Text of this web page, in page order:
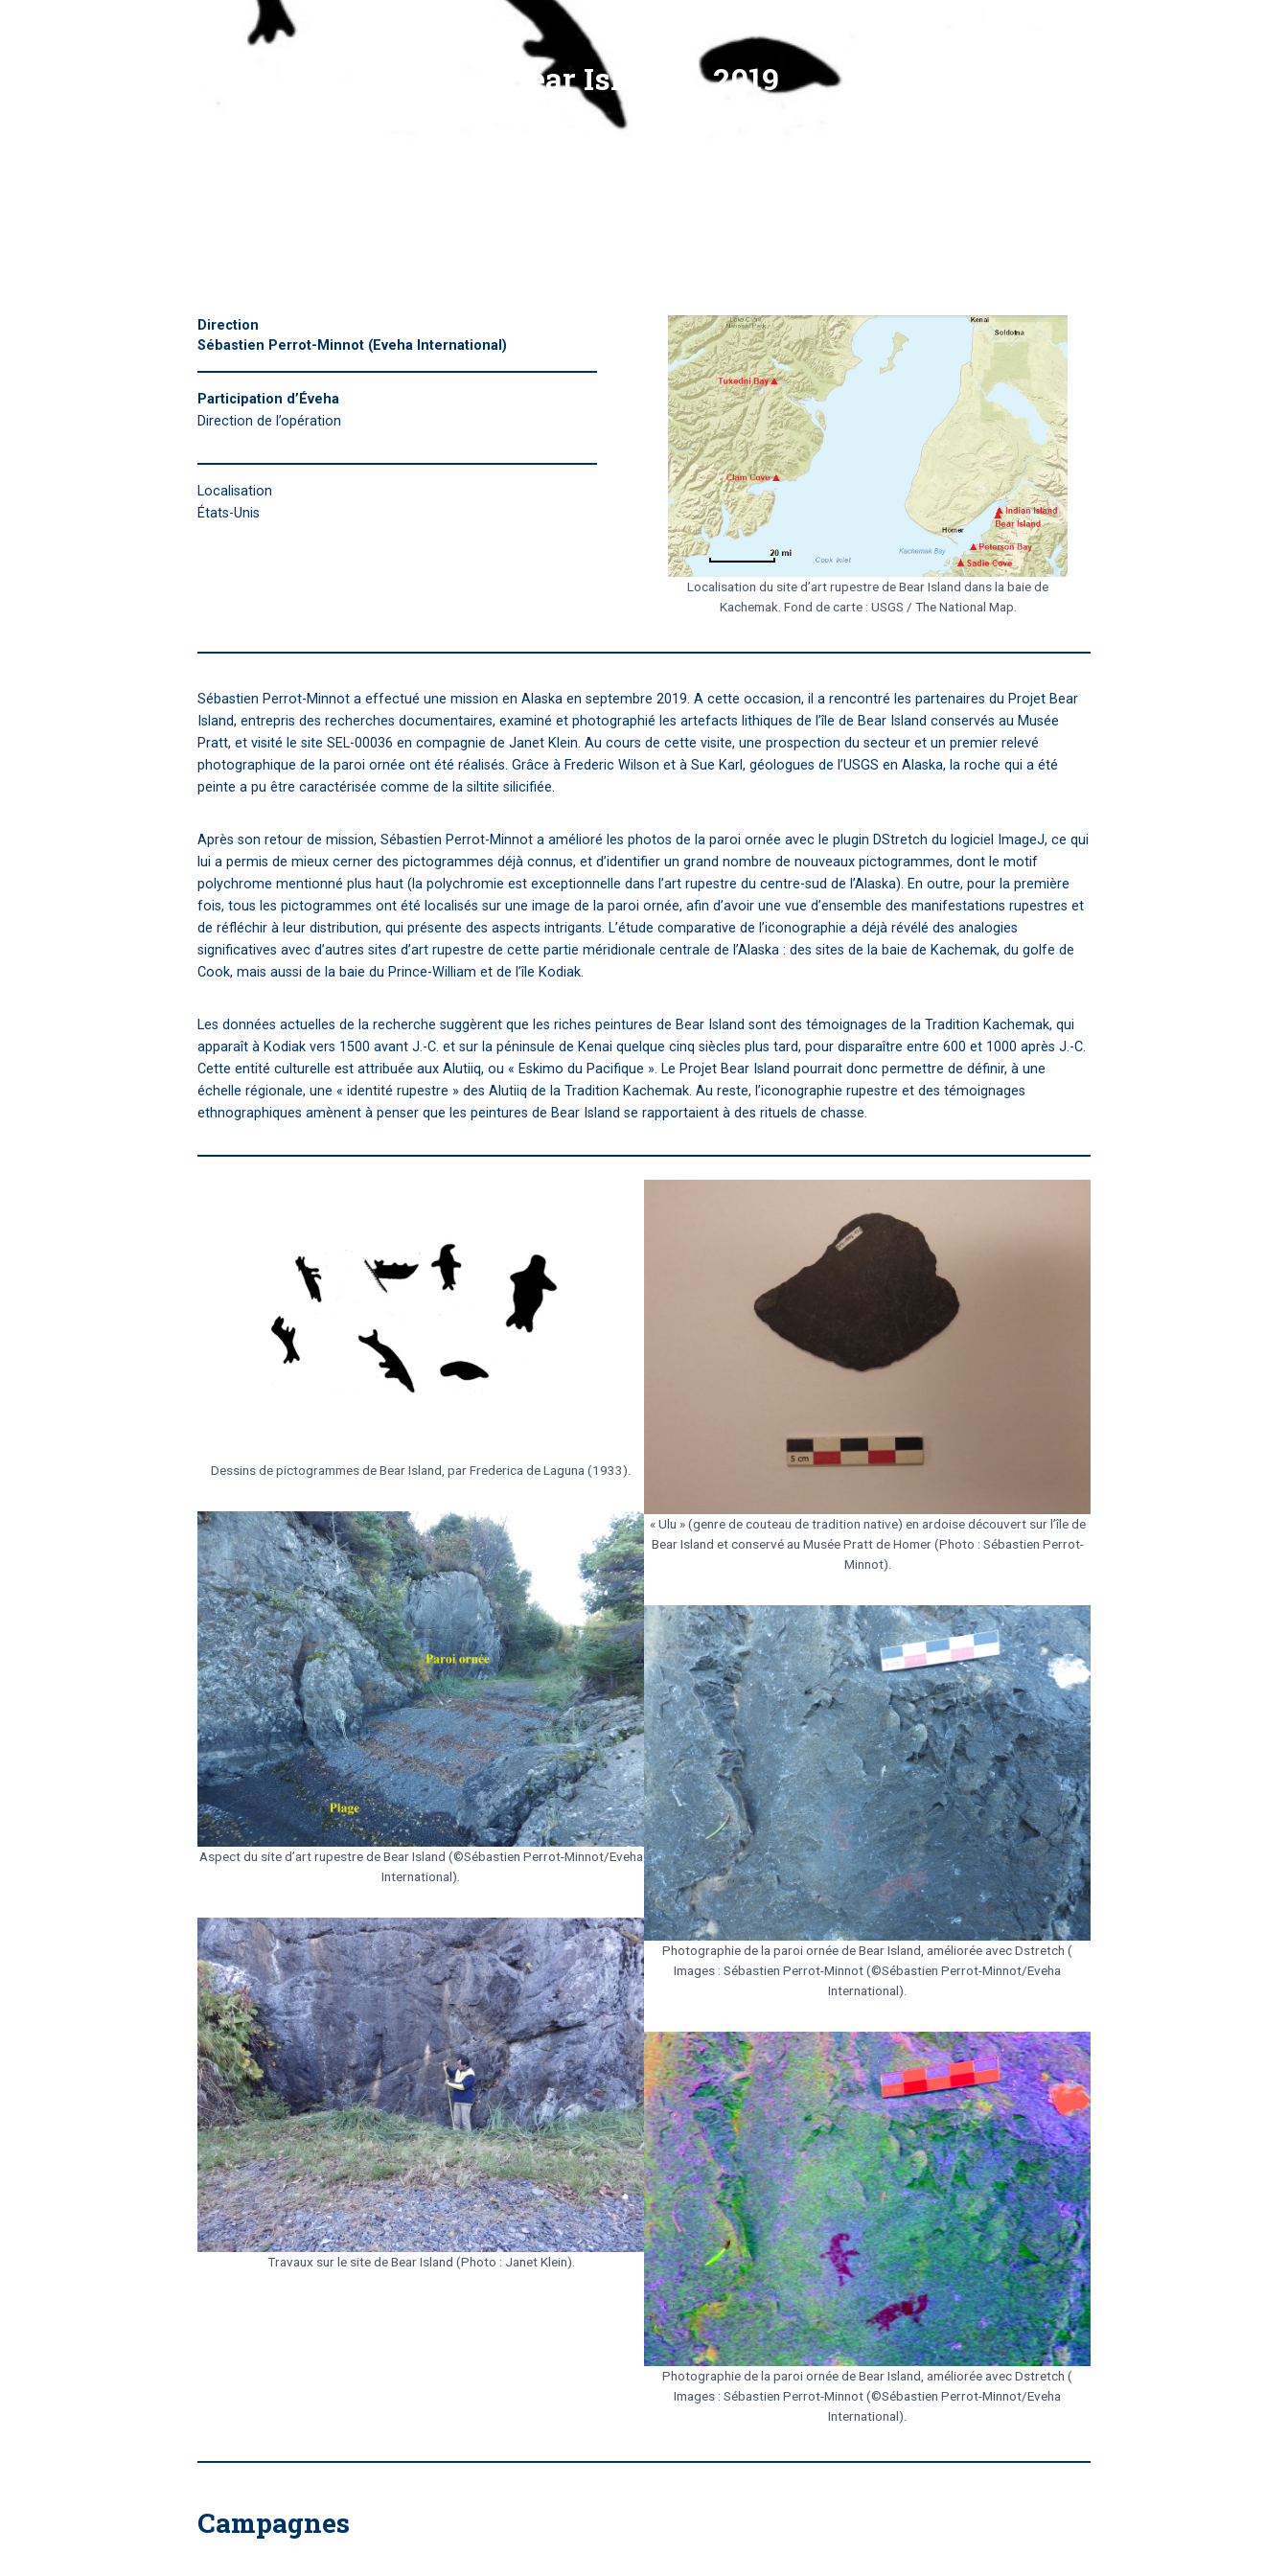
Bear Island – 2019
Direction
Sébastien Perrot-Minnot (Eveha International)
Participation d’Éveha
Direction de l’opération
Localisation
États-Unis
Localisation du site d’art rupestre de Bear Island dans la baie de
Kachemak. Fond de carte : USGS / The National Map.
Sébastien Perrot-Minnot a effectué une mission en Alaska en septembre 2019. A cette occasion, il a rencontré les partenaires du Projet Bear
Island, entrepris des recherches documentaires, examiné et photographié les artefacts lithiques de l’île de Bear Island conservés au Musée
Pratt, et visité le site SEL-00036 en compagnie de Janet Klein. Au cours de cette visite, une prospection du secteur et un premier relevé
photographique de la paroi ornée ont été réalisés. Grâce à Frederic Wilson et à Sue Karl, géologues de l’USGS en Alaska, la roche qui a été
peinte a pu être caractérisée comme de la siltite silicifiée.
Après son retour de mission, Sébastien Perrot-Minnot a amélioré les photos de la paroi ornée avec le plugin DStretch du logiciel ImageJ, ce qui
lui a permis de mieux cerner des pictogrammes déjà connus, et d’identifier un grand nombre de nouveaux pictogrammes, dont le motif
polychrome mentionné plus haut (la polychromie est exceptionnelle dans l’art rupestre du centre-sud de l’Alaska). En outre, pour la première
fois, tous les pictogrammes ont été localisés sur une image de la paroi ornée, afin d’avoir une vue d’ensemble des manifestations rupestres et
de réfléchir à leur distribution, qui présente des aspects intrigants. L’étude comparative de l’iconographie a déjà révélé des analogies
significatives avec d’autres sites d’art rupestre de cette partie méridionale centrale de l’Alaska : des sites de la baie de Kachemak, du golfe de
Cook, mais aussi de la baie du Prince-William et de l’île Kodiak.
Les données actuelles de la recherche suggèrent que les riches peintures de Bear Island sont des témoignages de la Tradition Kachemak, qui
apparaît à Kodiak vers 1500 avant J.-C. et sur la péninsule de Kenai quelque cinq siècles plus tard, pour disparaître entre 600 et 1000 après J.-C.
Cette entité culturelle est attribuée aux Alutiiq, ou « Eskimo du Pacifique ». Le Projet Bear Island pourrait donc permettre de définir, à une
échelle régionale, une « identité rupestre » des Alutiiq de la Tradition Kachemak. Au reste, l’iconographie rupestre et des témoignages
ethnographiques amènent à penser que les peintures de Bear Island se rapportaient à des rituels de chasse.
Dessins de pictogrammes de Bear Island, par Frederica de Laguna (1933).
Aspect du site d’art rupestre de Bear Island (©Sébastien Perrot-Minnot/Eveha
International).
Travaux sur le site de Bear Island (Photo : Janet Klein).
« Ulu » (genre de couteau de tradition native) en ardoise découvert sur l’île de
Bear Island et conservé au Musée Pratt de Homer (Photo : Sébastien Perrot-
Minnot).
Photographie de la paroi ornée de Bear Island, améliorée avec Dstretch (
Images : Sébastien Perrot-Minnot (©Sébastien Perrot-Minnot/Eveha
International).
Photographie de la paroi ornée de Bear Island, améliorée avec Dstretch (
Images : Sébastien Perrot-Minnot (©Sébastien Perrot-Minnot/Eveha
International).
Campagnes